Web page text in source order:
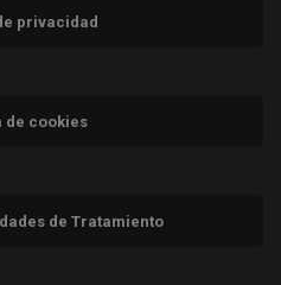
privacidad
de cookies
de Tratamiento